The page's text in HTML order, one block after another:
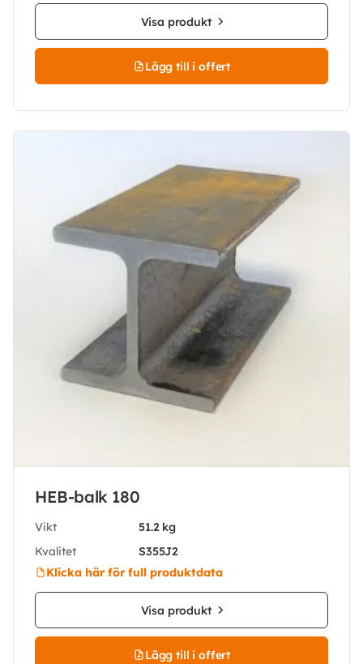
Visa produkt
Lägg till i offert
HEB-balk 180
Vikt
51.2 kg
Kvalitet
S355J2
Klicka här för full produktdata
Visa produkt
Lägg till i offert